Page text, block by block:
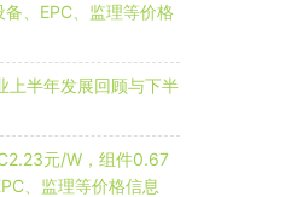
、EPC、监理等价格
上半年发展回顾与下半
元/W，组件0.67
、监理等价格信息